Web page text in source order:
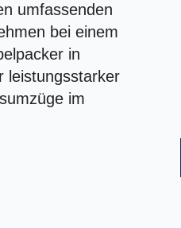
umfassenden
bei einem
in
leistungsstarker
im